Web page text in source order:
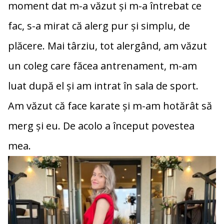
moment dat m-a văzut și m-a întrebat ce
fac, s-a mirat că alerg pur și simplu, de
plăcere. Mai târziu, tot alergând, am văzut
un coleg care făcea antrenament, m-am
luat după el și am intrat în sala de sport.
Am văzut că face karate și m-am hotărât să
merg și eu. De acolo a început povestea
mea.